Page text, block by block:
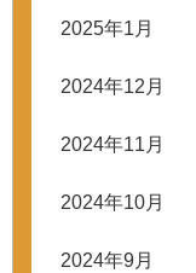
2025年1月
2024年12月
2024年11月
2024年10月
2024年9月